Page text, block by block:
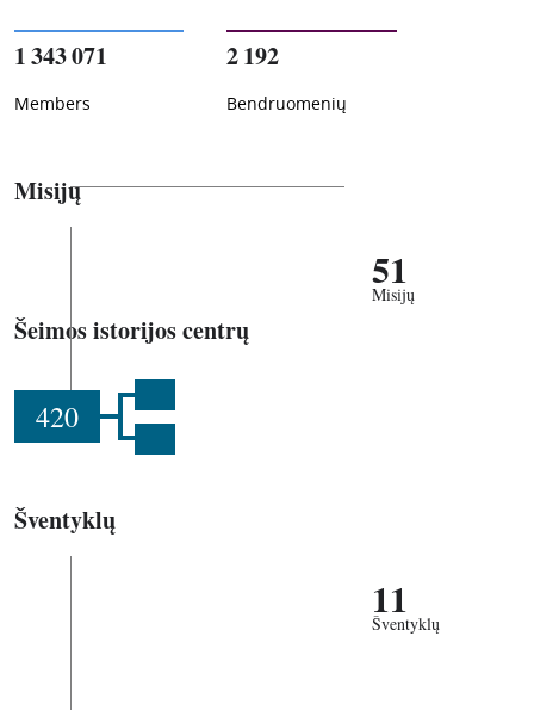
1 343 071
Members
2 192
Bendruomenių
Misijų
51
Misijų
Šeimos istorijos centrų
420
Šventyklų
11
Šventyklų